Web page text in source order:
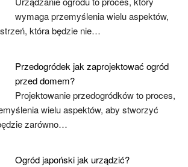
wymaga przemyślenia wielu aspektów,
która będzie nie…
Przedogródek jak zaprojektować ogród
przed domem?
Projektowanie przedogródków to proces,
wielu aspektów, aby stworzyć
zarówno…
Ogród japoński jak urządzić?